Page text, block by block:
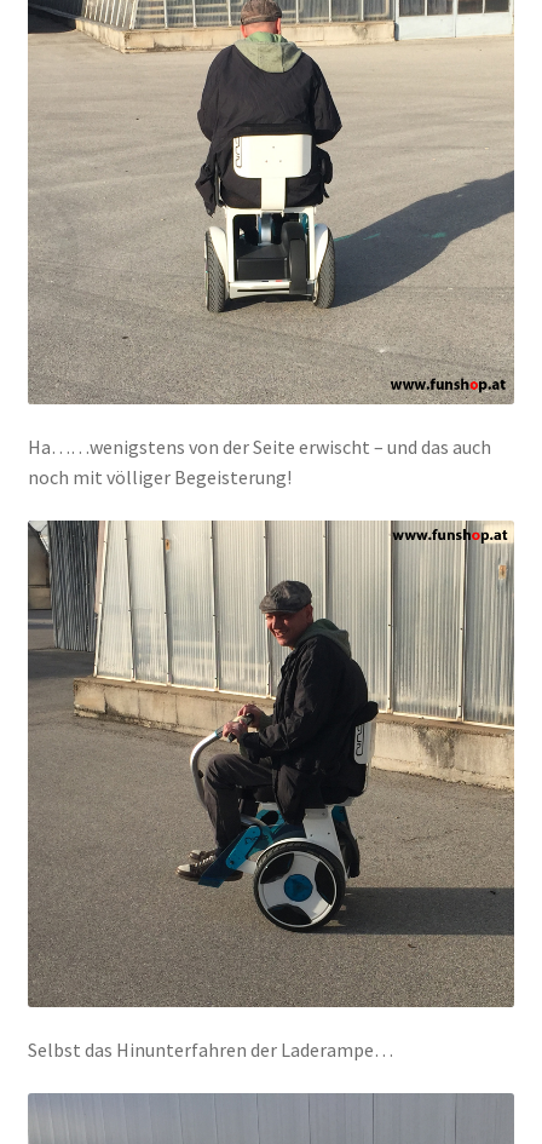
Ha……wenigstens von der Seite erwischt – und das auch
noch mit völliger Begeisterung!
Selbst das Hinunterfahren der Laderampe…